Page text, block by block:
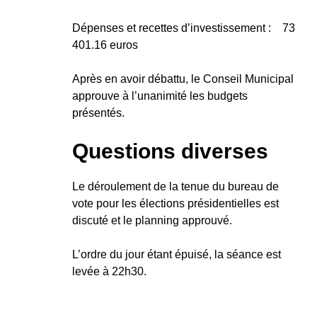
Dépenses et recettes d’investissement : 73
401.16 euros
Après en avoir débattu, le Conseil Municipal
approuve à l’unanimité les budgets
présentés.
Questions diverses
Le déroulement de la tenue du bureau de
vote pour les élections présidentielles est
discuté et le planning approuvé.
L’ordre du jour étant épuisé, la séance est
levée à 22h30.